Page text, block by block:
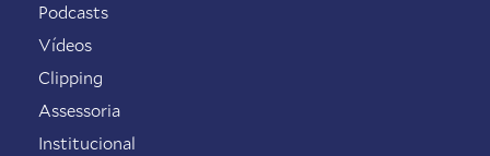
Podcasts
Vídeos
Clipping
Assessoria
Institucional